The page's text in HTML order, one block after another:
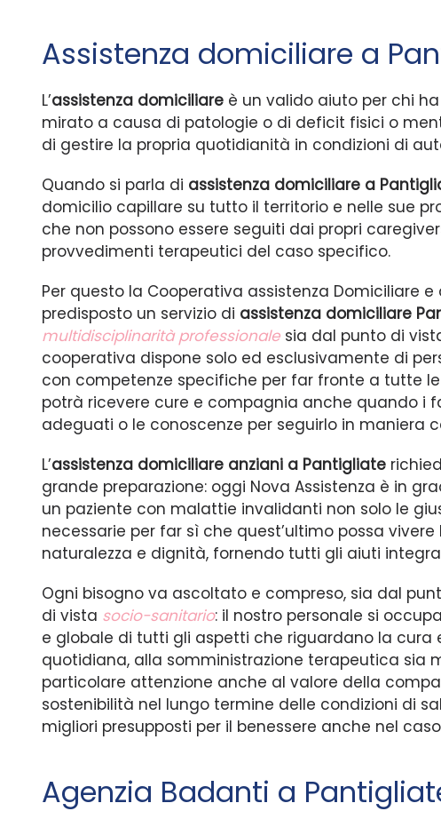
Assistenza domiciliare a
L’assistenza domiciliare è un valido aiuto per chi
mirato a causa di patologie o di deficit fisici o
di gestire la propria quotidianità in condizioni di
Quando si parla di assistenza domiciliare a
domicilio capillare su tutto il territorio e nelle sue
che non possono essere seguiti dai propri
provvedimenti terapeutici del caso specifico.
Per questo la Cooperativa assistenza Domiciliare e
predisposto un servizio di assistenza domiciliare
multidisciplinarità professionale sia dal punto di
cooperativa dispone solo ed esclusivamente di
con competenze specifiche per far fronte a tutte
potrà ricevere cure e compagnia anche quando i
adeguati o le conoscenze per seguirlo in maniera
L’assistenza domiciliare anziani a Pantigliate
grande preparazione: oggi Nova Assistenza è in
un paziente con malattie invalidanti non solo le
necessarie per far sì che quest’ultimo possa
naturalezza e dignità, fornendo tutti gli aiuti
Ogni bisogno va ascoltato e compreso, sia dal
di vista socio-sanitario: il nostro personale si
e globale di tutti gli aspetti che riguardano la cura
quotidiana, alla somministrazione terapeutica sia
particolare attenzione anche al valore della
sostenibilità nel lungo termine delle condizioni di
migliori presupposti per il benessere anche nel
Agenzia Badanti a